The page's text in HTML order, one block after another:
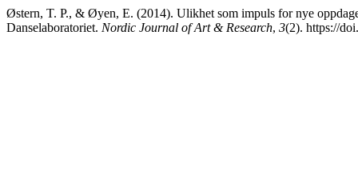
Østern, T. P., & Øyen, E. (2014). Ulikhet som impuls for nye
Danselaboratoriet. Nordic Journal of Art & Research, 3(2). https://